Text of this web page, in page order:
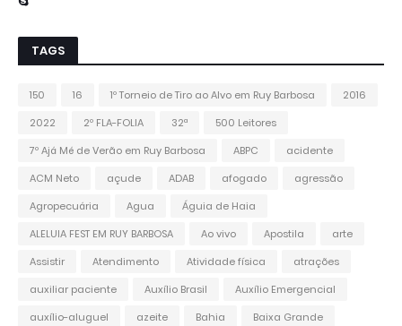
TAGS
150 16 1º Torneio de Tiro ao Alvo em Ruy Barbosa
2016
2022
2º FLA-FOLIA 32ª
500 Leitores
7º Ajá Mé de Verão em Ruy Barbosa
ABPC
acidente
ACM Neto
açude ADAB afogado
agressão
Agropecuária
Agua
Águia de Haia
ALELUIA FEST EM RUY BARBOSA
Ao vivo Apostila
arte
Assistir
Atendimento Atividade física
atrações
auxiliar paciente
Auxílio Brasil
Auxílio Emergencial
auxílio-aluguel
azeite Bahia Baixa Grande